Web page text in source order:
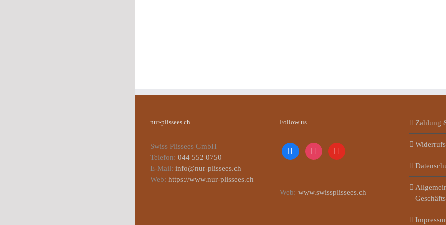
nur-plissees.ch
Swiss Plissees GmbH
Telefon: 044 552 0750
E-Mail: info@nur-plissees.ch
Web: https://www.nur-plissees.ch
Follow us
facebookinstagramyoutube
Web: www.swissplissees.ch
Zahlung